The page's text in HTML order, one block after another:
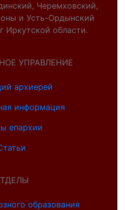
Черемховский,
и Усть-Ордынский
Иркутской области.
УПРАВЛЕНИЕ
архиерей
информация
епархии
образования